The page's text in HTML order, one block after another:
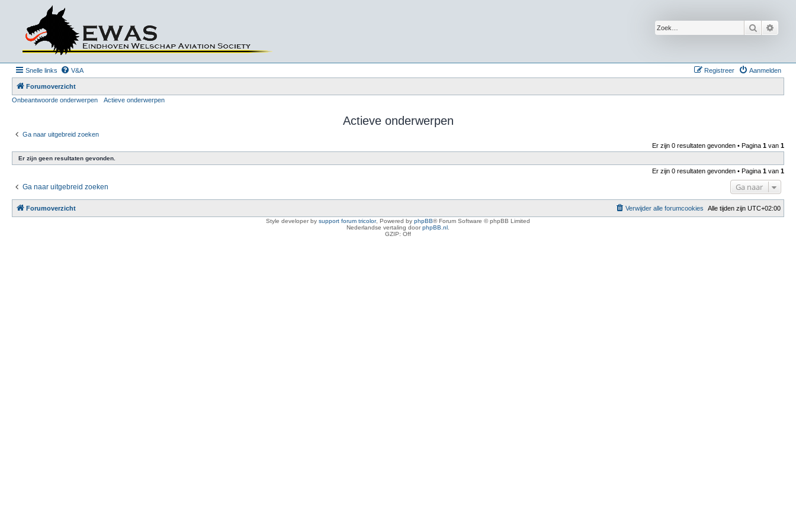
Zoek
Snelle links V&A Aanmelden
Registreer
Forumoverzicht
Onbeantwoorde onderwerpen
Actieve onderwerpen
Actieve onderwerpen
Ga naar uitgebreid zoeken
Er zijn 0 resultaten gevonden • Pagina 1 van 1
Er zijn geen resultaten gevonden.
Er zijn 0 resultaten gevonden • Pagina 1 van 1
Ga naar uitgebreid zoeken Ga naar
Forumoverzicht Alle tijden zijn UTC+02:00
Verwijder alle forumcookies
Style developer by support forum tricolor, Powered by phpBB® Forum Software © phpBB Limited
Nederlandse vertaling doorphpBB.nl
GZIP: Off